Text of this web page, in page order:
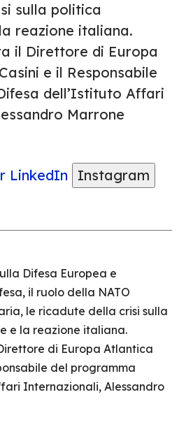
sulla politica
reazione italiana.
il Direttore di Europa
e il Responsabile
dell’Istituto Affari
Marrone
LinkedIn
Instagram
Difesa Europea e
il ruolo della NATO
le ricadute della crisi sulla
e la reazione italiana.
di Europa Atlantica
del programma
Internazionali, Alessandro